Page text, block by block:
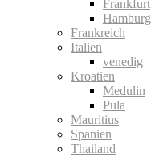
Frankfurt
Hamburg
Frankreich
Italien
venedig
Kroatien
Medulin
Pula
Mauritius
Spanien
Thailand